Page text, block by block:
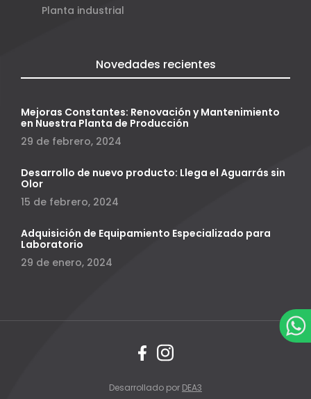
Planta industrial
Novedades recientes
Mejoras Constantes: Renovación y Mantenimiento
en Nuestra Planta de Producción
29 de febrero, 2024
Desarrollo de nuevo producto: Llega el Aguarrás sin
Olor
15 de febrero, 2024
Adquisición de Equipamiento Especializado para
Laboratorio
29 de enero, 2024
Desarrollado por DEA3